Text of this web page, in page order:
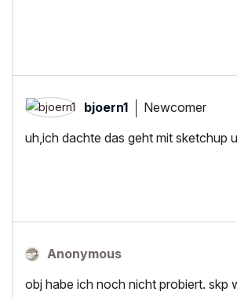
bjoern1 Newcomer
uh,ich dachte das geht mit sketchup
Anonymous
obj habe ich noch nicht probiert. skp